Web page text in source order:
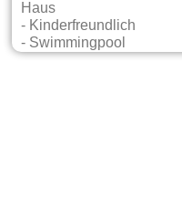
Haus
- Kinderfreundlich
- Swimmingpool